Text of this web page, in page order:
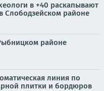
в +40 раскапывают
Слободзейском районе
районе
линия по
плитки и бордюров